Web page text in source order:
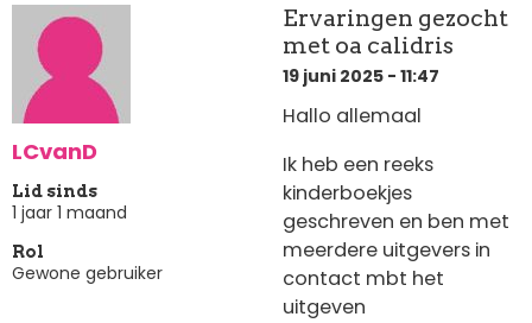
here:
LCvanD
Lid sinds
1 jaar 1 maand
Rol
Gewone gebruiker
Ervaringen gezocht
met oa calidris
19 juni 2025 - 11:47
Hallo allemaal
Ik heb een reeks
kinderboekjes
geschreven en ben met
meerdere uitgevers in
contact mbt het
uitgeven